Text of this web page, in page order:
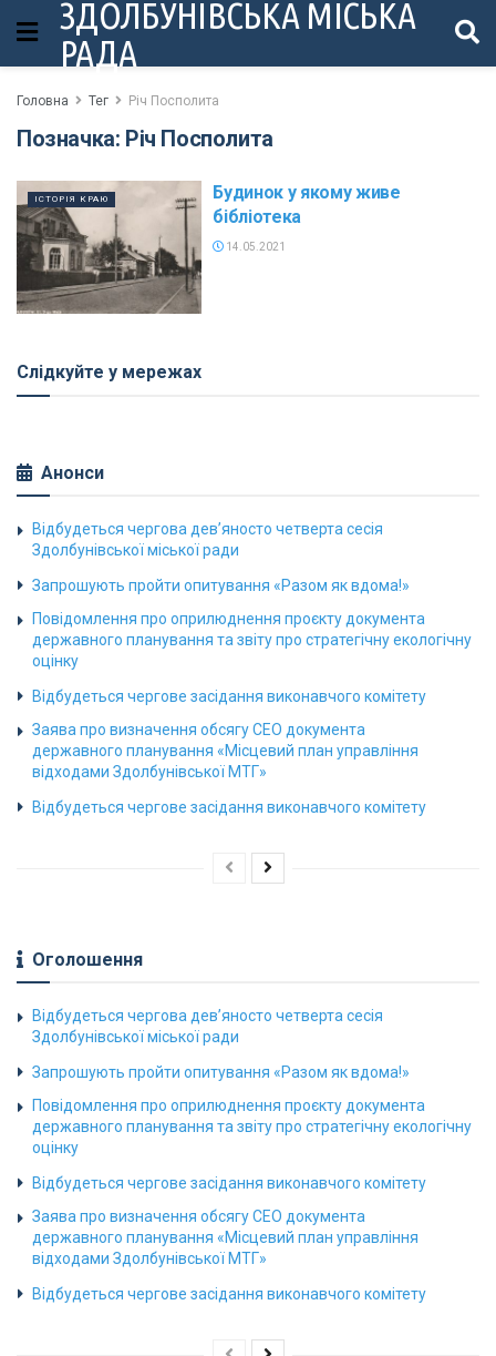
ЗДОЛБУНІВСЬКА МІСЬКА
РАДА
Головна Тег Річ Посполита
Позначка: Річ Посполита
ІСТОРІЯ КРАЮ
Будинок у якому живе
бібліотека
14.05.2021
Слідкуйте у мережах
Анонси
Відбудеться чергова дев’яносто четверта сесія
Здолбунівської міської ради
Запрошують пройти опитування «Разом як вдома!»
Повідомлення про оприлюднення проєкту документа
державного планування та звіту про стратегічну екологічну
оцінку
Відбудеться чергове засідання виконавчого комітету
Заява про визначення обсягу СЕО документа
державного планування «Місцевий план управління
відходами Здолбунівської МТГ»
Відбудеться чергове засідання виконавчого комітету
Оголошення
Відбудеться чергова дев’яносто четверта сесія
Здолбунівської міської ради
Запрошують пройти опитування «Разом як вдома!»
Повідомлення про оприлюднення проєкту документа
державного планування та звіту про стратегічну екологічну
оцінку
Відбудеться чергове засідання виконавчого комітету
Заява про визначення обсягу СЕО документа
державного планування «Місцевий план управління
відходами Здолбунівської МТГ»
Відбудеться чергове засідання виконавчого комітету